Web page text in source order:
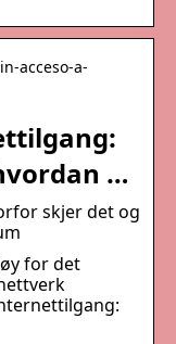
acceso-a-
…
skjer det og
for det